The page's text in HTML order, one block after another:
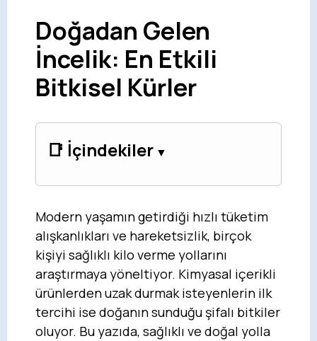
Doğadan Gelen
İncelik: En Etkili
Bitkisel Kürler
📑 İçindekiler
Modern yaşamın getirdiği hızlı tüketim
alışkanlıkları ve hareketsizlik, birçok
kişiyi sağlıklı kilo verme yollarını
araştırmaya yöneltiyor. Kimyasal içerikli
ürünlerden uzak durmak isteyenlerin ilk
tercihi ise doğanın sunduğu şifalı bitkiler
oluyor. Bu yazıda, sağlıklı ve doğal yolla